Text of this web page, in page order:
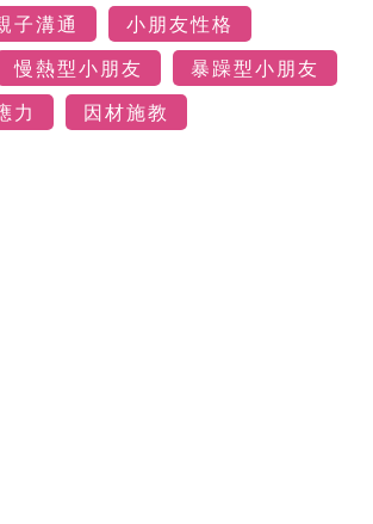
子溝通
小朋友性格
慢熱型小朋友
暴躁型小朋友
力 因材施教